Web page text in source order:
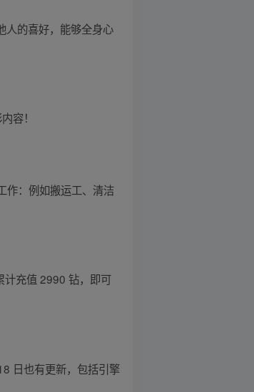
人的喜好，能够全身心
容！
作：例如搬运工、清洁
计充值 2990 钻，即可
日也有更新，包括引擎